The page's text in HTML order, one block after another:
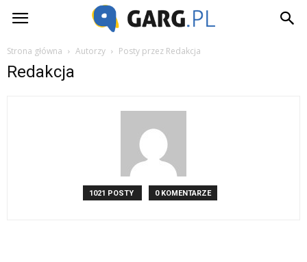
Garg.pl
Strona główna Autorzy Posty przez Redakcja
Redakcja
1021 POSTY 0 KOMENTARZE